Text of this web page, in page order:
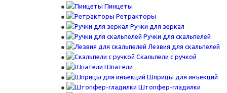
Пинцеты
Ретракторы
Ручки для зеркал
Ручки для скальпелей
Лезвия для скальпелей
Скальпели с ручкой
Шпатели
Шприцы для инъекций
Штопфер-гладилки